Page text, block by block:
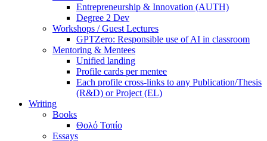
Entrepreneurship & Innovation (AUTH)
Degree 2 Dev
Workshops / Guest Lectures
GPTZero: Responsible use of AI in classroom
Mentoring & Mentees
Unified landing
Profile cards per mentee
Each profile cross-links to any Publication/Thesis
(R&D) or Project (EL)
Writing
Books
Θολό Τοπίο
Essays